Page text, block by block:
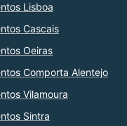
Lisboa
Cascais
Oeiras
Comporta Alentejo
Vilamoura
Sintra